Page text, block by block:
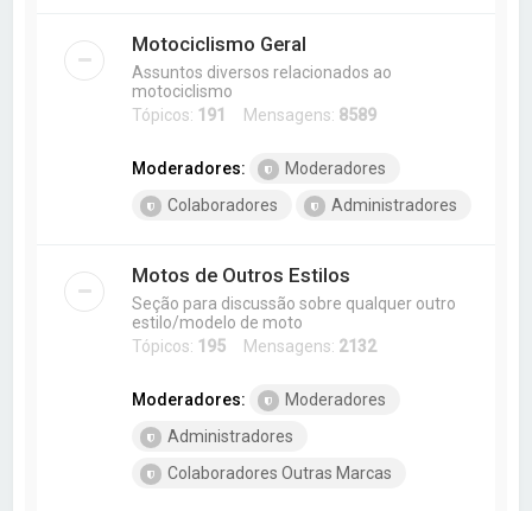
Motociclismo Geral
Assuntos diversos relacionados ao
motociclismo
Tópicos: 191 Mensagens: 8589
Moderadores:
Moderadores
Colaboradores
Administradores
Motos de Outros Estilos
Seção para discussão sobre qualquer outro
estilo/modelo de moto
Tópicos: 195 Mensagens: 2132
Moderadores:
Moderadores
Administradores
Colaboradores Outras Marcas